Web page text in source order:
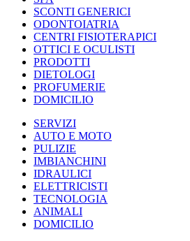
SCONTI GENERICI
ODONTOIATRIA
CENTRI FISIOTERAPICI
OTTICI E OCULISTI
PRODOTTI
DIETOLOGI
PROFUMERIE
DOMICILIO
SERVIZI
AUTO E MOTO
PULIZIE
IMBIANCHINI
IDRAULICI
ELETTRICISTI
TECNOLOGIA
ANIMALI
DOMICILIO